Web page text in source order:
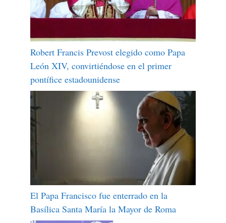
Robert Francis Prevost elegido como Papa
León XIV, convirtiéndose en el primer
pontífice estadounidense
El Papa Francisco fue enterrado en la
Basílica Santa María la Mayor de Roma